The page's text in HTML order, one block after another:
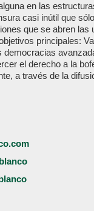
en las
casi inútil que
que se abren las
principales:
democracias
el derecho a la
a través de la